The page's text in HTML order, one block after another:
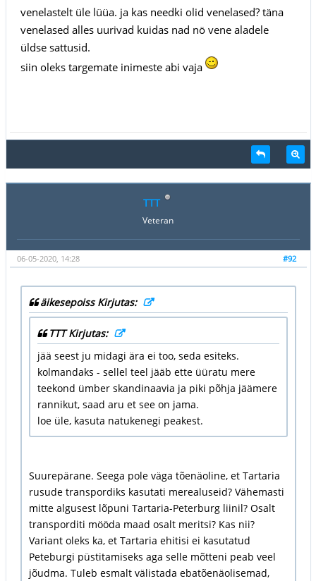
venelastelt üle lüüa. ja kas needki olid venelased? täna
venelased alles uurivad kuidas nad nö vene aladele
üldse sattusid.
siin oleks targemate inimeste abi vaja
TTT
Veteran
#92
06-05-2020, 14:28
äikesepoiss Kirjutas:
TTT Kirjutas:
jää seest ju midagi ära ei too, seda esiteks.
kolmandaks - sellel teel jääb ette üüratu mere
teekond ümber skandinaavia ja piki põhja jäämere
rannikut, saad aru et see on jama.
loe üle, kasuta natukenegi peakest.
Suurepärane. Seega pole väga tõenäoline, et Tartaria
rusude transpordiks kasutati merealuseid? Vähemasti
mitte algusest lõpuni Tartaria-Peterburg liinil? Osalt
transporditi mööda maad osalt meritsi? Kas nii?
Variant oleks ka, et Tartaria ehitisi ei kasutatud
Peteburgi püstitamiseks aga selle mõtteni peab veel
jõudma. Tuleb esmalt välistada ebatõenäolisemad,